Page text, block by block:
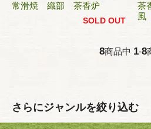
常滑焼 織部 茶香炉
SOLD OUT
茶
風
8商品中 1-8
さらにジャンルを絞り込む